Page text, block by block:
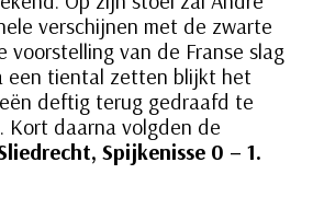
verschijnen met de zwarte
voorstelling van de Franse slag
een tiental zetten blijkt het
deftig terug gedraafd te
Kort daarna volgden de
Spijkenisse 0 – 1.